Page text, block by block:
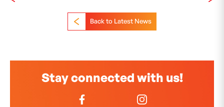
Back to Latest News
Stay connected with us!